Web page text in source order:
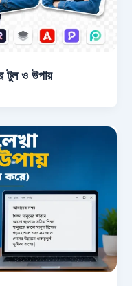
টুল ও উপায়